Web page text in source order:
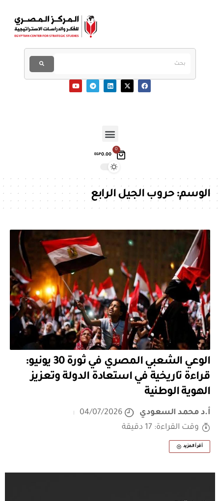
0
EGP0.00
الوسم:حروب الجيل الرابع
الوعي الشعبي المصري في ثورة 30 يونيو:
قراءة تاريخية في استعادة الدولة وتعزيز
الهوية الوطنية
أ.د محمد السعودي
04/07/2026
وقت القراءة: 17 دقيقة
أقرأ المزيد